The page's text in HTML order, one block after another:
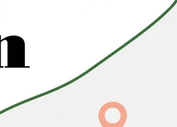
Упаковка корневой системы